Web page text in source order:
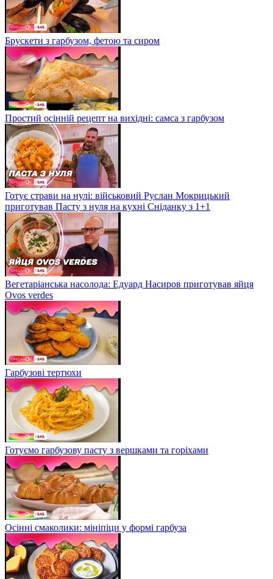
Брускети з гарбузом, фетою та сиром
Простий осінній рецепт на вихідні: самса з гарбузом
Готує страви на нулі: військовий Руслан Мокрицький
приготував Пасту з нуля на кухні Сніданку з 1+1
Вегетаріанська насолода: Едуард Насиров приготував яйця
Ovos verdes
Гарбузові тертюхи
Готуємо гарбузову пасту з вершками та горіхами
Осінні смаколики: мініпіци у формі гарбуза